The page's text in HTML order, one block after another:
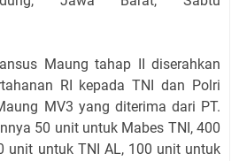
Maung tahap II diserahkan
RI kepada TNI dan Polri
MV3 yang diterima dari PT.
50 unit untuk Mabes TNI, 400
unit untuk TNI AL, 100 unit untuk